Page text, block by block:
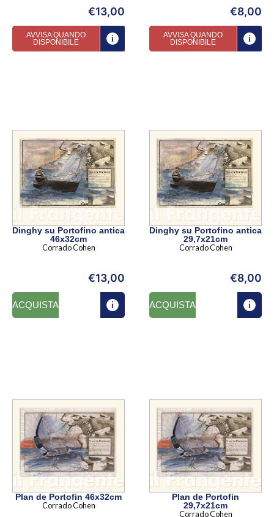
€13,00
AVVISA QUANDO
DISPONIBILE
€8,00
AVVISA QUANDO
DISPONIBILE
Dinghy su Portofino antica
46x32cm
Corrado Cohen
€13,00
ACQUISTA
Dinghy su Portofino antica
29,7x21cm
Corrado Cohen
€8,00
ACQUISTA
Plan de Portofin 46x32cm
Corrado Cohen
Plan de Portofin
29,7x21cm
Corrado Cohen